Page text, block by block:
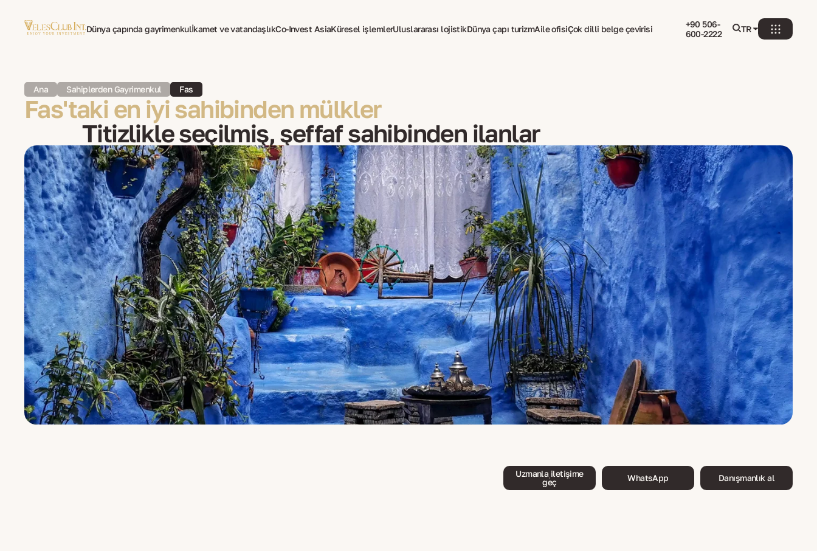
Dünya çapında gayrimenkulİkamet ve vatandaşlıkCo-Invest AsiaKüresel işlemlerUluslararası lojistikDünya çapı turizmAile ofisiÇok dilli belge çevirisi
+90 506-
600-2222
TR
Ana Sahiplerden Gayrimenkul Fas
Fas'taki en iyi sahibinden mülkler
Titizlikle seçilmiş, şeffaf sahibinden ilanlar
Uzmanla iletişime
geç
WhatsApp Danışmanlık al